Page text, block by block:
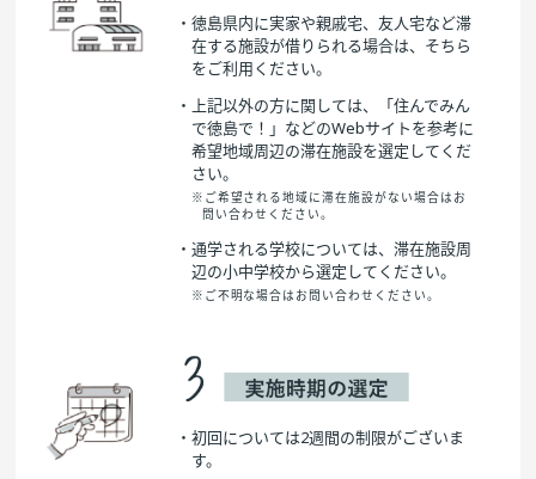
・徳島県内に実家や親戚宅、友人宅など滞
在する施設が借りられる場合は、そちら
をご利用ください。
・上記以外の方に関しては、「住んでみん
で徳島で！」などのWebサイトを参考に
希望地域周辺の滞在施設を選定してくだ
さい。
※ご希望される地域に滞在施設がない場合はお
問い合わせください。
・通学される学校については、滞在施設周
辺の小中学校から選定してください。
※ご不明な場合はお問い合わせください。
・初回については2週間の制限がございま
す。